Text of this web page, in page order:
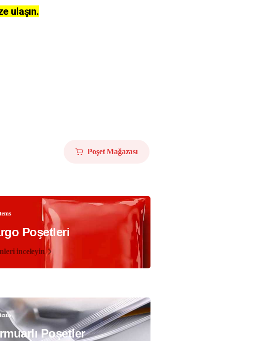
ulaşın.
Poşet Mağazası
Poşetleri
inceleyin
Poşetler